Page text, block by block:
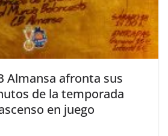
Almansa afronta sus
de la temporada
en juego